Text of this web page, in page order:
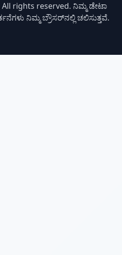
All rights reserved. ನಿಮ್ಮ ಡೇಟಾ
ನಿಮ್ಮ ಬ್ರೌಸರ್‌ನಲ್ಲಿ ಚಲಿಸುತ್ತವೆ.